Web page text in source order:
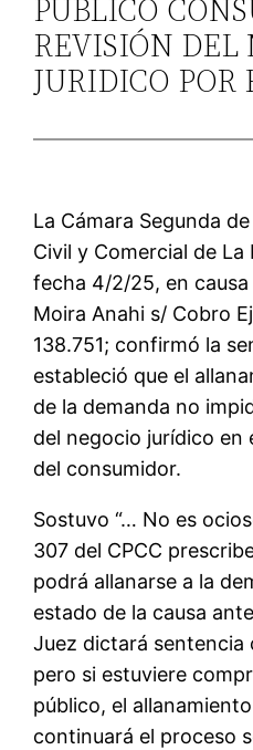
PUBLICO
REVISIÓN DEL
JURIDICO POR
La Cámara Segunda
Civil y Comercial de La
fecha 4/2/25, en causa
Moira Anahi s/ Cobro
138.751; confirmó la
estableció que el
de la demanda no
del negocio jurídico
del consumidor.
Sostuvo “… No es
307 del CPCC
podrá allanarse a la
estado de la causa
Juez dictará
pero si estuviere
público, el
continuará el proceso